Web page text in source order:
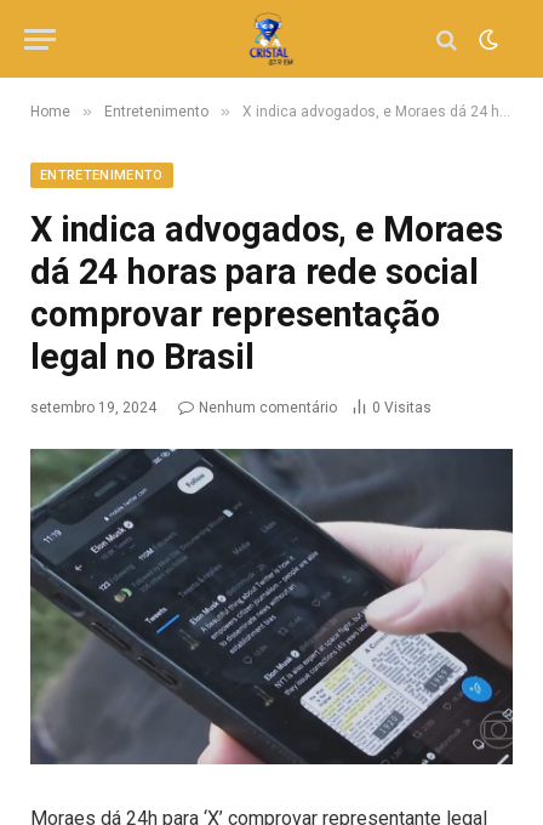
Home » Entretenimento » X indica advogados, e Moraes dá 24 horas para rede social comprovar representação legal no Brasil
ENTRETENIMENTO
X indica advogados, e Moraes
dá 24 horas para rede social
comprovar representação
legal no Brasil
setembro 19, 2024 Nenhum comentário 0 Visitas
Moraes dá 24h para ‘X’ comprovar representante legal